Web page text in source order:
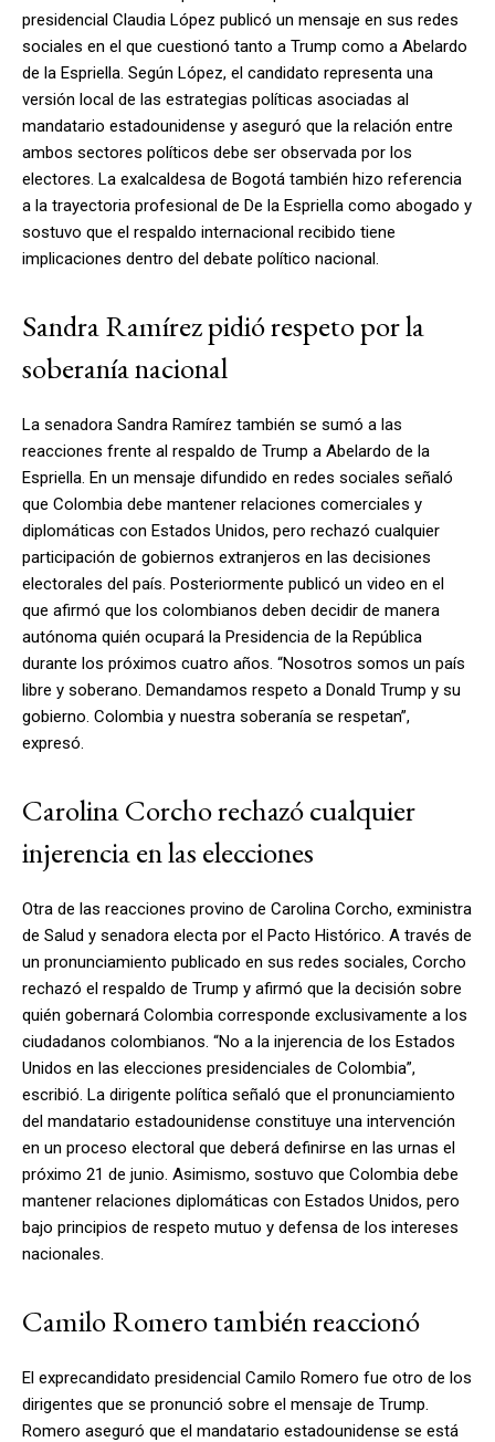
presidencial Claudia López publicó un mensaje en sus redes
sociales en el que cuestionó tanto a Trump como a Abelardo
de la Espriella. Según López, el candidato representa una
versión local de las estrategias políticas asociadas al
mandatario estadounidense y aseguró que la relación entre
ambos sectores políticos debe ser observada por los
electores. La exalcaldesa de Bogotá también hizo referencia
a la trayectoria profesional de De la Espriella como abogado y
sostuvo que el respaldo internacional recibido tiene
implicaciones dentro del debate político nacional.
Sandra Ramírez pidió respeto por la
soberanía nacional
La senadora Sandra Ramírez también se sumó a las
reacciones frente al respaldo de Trump a Abelardo de la
Espriella. En un mensaje difundido en redes sociales señaló
que Colombia debe mantener relaciones comerciales y
diplomáticas con Estados Unidos, pero rechazó cualquier
participación de gobiernos extranjeros en las decisiones
electorales del país. Posteriormente publicó un video en el
que afirmó que los colombianos deben decidir de manera
autónoma quién ocupará la Presidencia de la República
durante los próximos cuatro años. “Nosotros somos un país
libre y soberano. Demandamos respeto a Donald Trump y su
gobierno. Colombia y nuestra soberanía se respetan”,
expresó.
Carolina Corcho rechazó cualquier
injerencia en las elecciones
Otra de las reacciones provino de Carolina Corcho, exministra
de Salud y senadora electa por el Pacto Histórico. A través de
un pronunciamiento publicado en sus redes sociales, Corcho
rechazó el respaldo de Trump y afirmó que la decisión sobre
quién gobernará Colombia corresponde exclusivamente a los
ciudadanos colombianos. “No a la injerencia de los Estados
Unidos en las elecciones presidenciales de Colombia”,
escribió. La dirigente política señaló que el pronunciamiento
del mandatario estadounidense constituye una intervención
en un proceso electoral que deberá definirse en las urnas el
próximo 21 de junio. Asimismo, sostuvo que Colombia debe
mantener relaciones diplomáticas con Estados Unidos, pero
bajo principios de respeto mutuo y defensa de los intereses
nacionales.
Camilo Romero también reaccionó
El exprecandidato presidencial Camilo Romero fue otro de los
dirigentes que se pronunció sobre el mensaje de Trump.
Romero aseguró que el mandatario estadounidense se está